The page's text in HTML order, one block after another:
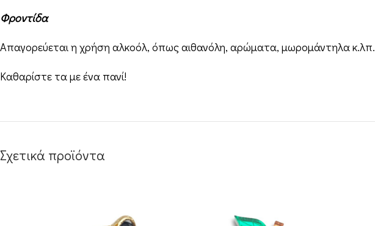
Φροντίδα
Απαγορεύεται η χρήση αλκοόλ, όπως αιθανόλη, αρώματα, μωρομάντηλα κ.λπ.
Καθαρίστε τα με ένα πανί!
Σχετικά προϊόντα